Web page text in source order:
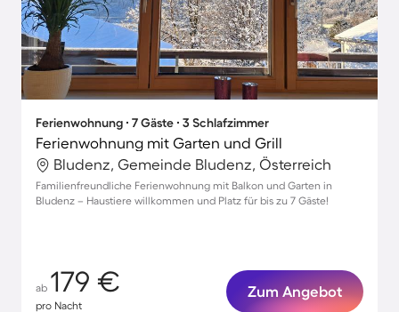
Ferienwohnung ∙ 7 Gäste ∙ 3 Schlafzimmer
Ferienwohnung mit Garten und Grill
Bludenz, Gemeinde Bludenz, Österreich
Familienfreundliche Ferienwohnung mit Balkon und Garten in
Bludenz – Haustiere willkommen und Platz für bis zu 7 Gäste!
ab 179 €
pro Nacht
Zum Angebot